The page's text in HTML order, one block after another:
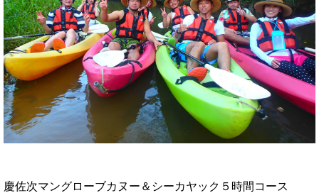
慶佐次マングローブカヌー＆シーカヤック５時間コース